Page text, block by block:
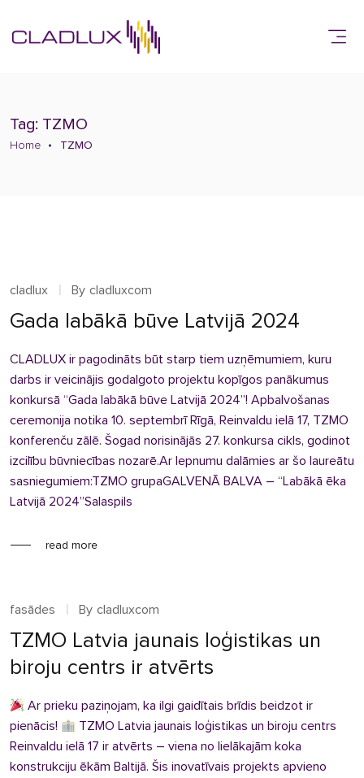
Tag: TZMO
Home TZMO
cladlux By cladluxcom
Gada labākā būve Latvijā 2024
CLADLUX ir pagodināts būt starp tiem uzņēmumiem, kuru
darbs ir veicinājis godalgoto projektu kopīgos panākumus
konkursā “Gada labākā būve Latvijā 2024”! Apbalvošanas
ceremonija notika 10. septembrī Rīgā, Reinvaldu ielā 17, TZMO
konferenču zālē. Šogad norisinājās 27. konkursa cikls, godinot
izcilību būvniecības nozarē.Ar lepnumu dalāmies ar šo laureātu
sasniegumiem:TZMO grupaGALVENĀ BALVA – “Labākā ēka
Latvijā 2024”Salaspils
read more
fasādes By cladluxcom
TZMO Latvia jaunais loģistikas un
biroju centrs ir atvērts
Ar prieku paziņojam, ka ilgi gaidītais brīdis beidzot ir
pienācis!
TZMO Latvia jaunais loģistikas un biroju centrs
Reinvaldu ielā 17 ir atvērts – viena no lielākajām koka
konstrukciju ēkām Baltijā. Šis inovatīvais projekts apvieno